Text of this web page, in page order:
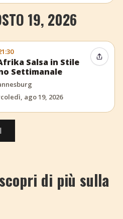
19, 2026
Salsa in Stile
Settimanale
ago 19, 2026
di più sulla